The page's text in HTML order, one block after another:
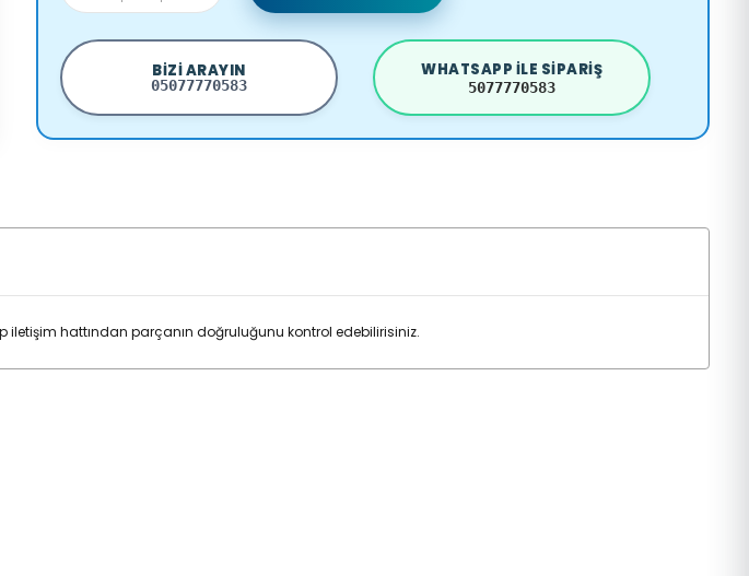
BIZI ARAYIN
05077770583
WHATSAPP ILE SIPARIŞ
5077770583
hattından parçanın doğruluğunu kontrol edebilirisiniz.